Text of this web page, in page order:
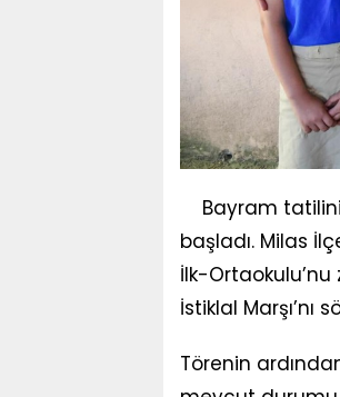
Bayram
başladı. Milas
İlk-
İstiklal Marşı’nı
Törenin